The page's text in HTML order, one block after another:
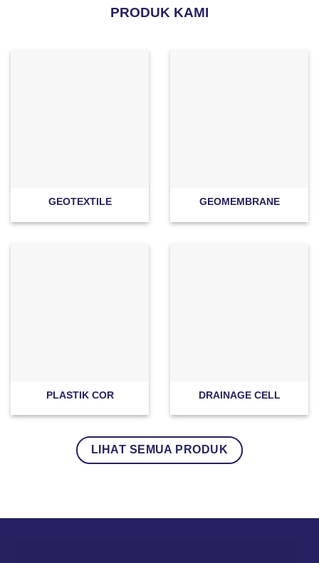
PRODUK KAMI
GEOTEXTILE GEOMEMBRANE
PLASTIK COR DRAINAGE CELL
LIHAT SEMUA PRODUK